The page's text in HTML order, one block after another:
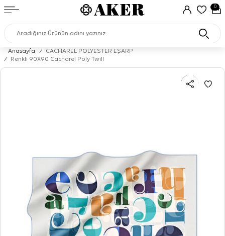
0
Anasayfa /
CACHAREL POLYESTER EŞARP
/
Renkli 90X90 Cacharel Poly Twill